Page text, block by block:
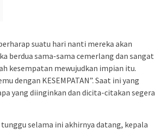
suatu hari nanti mereka akan
berdua sama-sama cemerlang dan sangat
kesempatan mewujudkan impian itu.
dengan KESEMPATAN”. Saat ini yang
yang diinginkan dan dicita-citakan segera
selama ini akhirnya datang, kepala